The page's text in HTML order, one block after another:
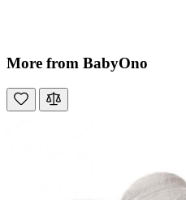
More from BabyOno